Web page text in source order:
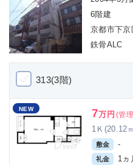
6階建
京都市下
鉄骨ALC
313(3階)
NEW 7万円 (管
1Ｋ(20.12
敷金 -
礼金 1ヵ